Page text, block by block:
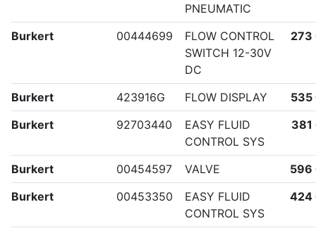
PNEUMATIC
Burkert 00444699
FLOW CONTROL
SWITCH 12-30V
DC
273
Burkert 423916G FLOW DISPLAY
535
Burkert
92703440
EASY FLUID
CONTROL SYS
381
Burkert 00454597 VALVE
596
Burkert
00453350
EASY FLUID
CONTROL SYS
424